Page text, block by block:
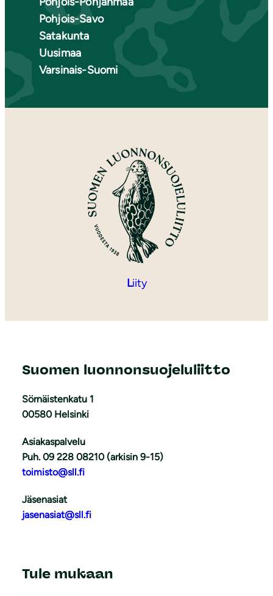
Pohjois-Savo
Satakunta
Uusimaa
Varsinais-Suomi
Liity
Suomen luonnonsuojeluliitto
Sörnäistenkatu 1
00580 Helsinki
Asiakaspalvelu
Puh. 09 228 08210 (arkisin 9-15)
toimisto@sll.fi
Jäsenasiat
jasenasiat@sll.fi
Tule mukaan